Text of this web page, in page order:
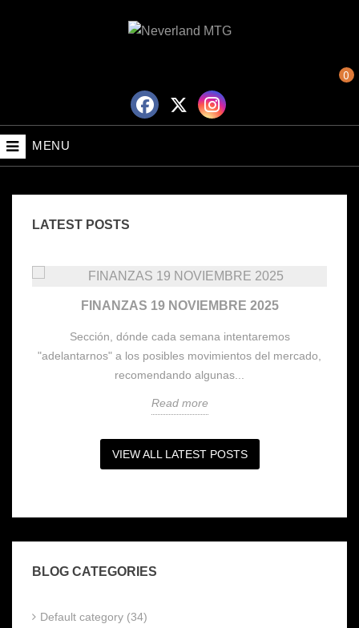
0
MENU
LATEST POSTS
FINANZAS 19 NOVIEMBRE 2025
Sección, dónde cada semana intentaremos
"adelantarnos" a los posibles movimientos del mercado,
recomendando algunas...
Read more
VIEW ALL LATEST POSTS
BLOG CATEGORIES
Default category (34)